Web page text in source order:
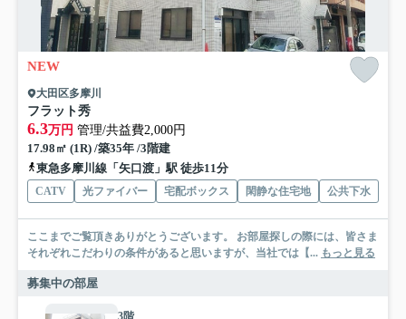
NEW
大田区多摩川
フラット秀
6.3万円 管理/共益費2,000円
17.98㎡ (1R) /築35年 /3階建
東急多摩川線「矢口渡」駅 徒歩11分
CATV 光ファイバー 宅配ボックス 閑静な住宅地 公共下水
ここまでご覧頂きありがとうございます。 お部屋探しの際には、皆さま
それぞれこだわりの条件があると思いますが、当社では【... もっと見る
募集中の部屋